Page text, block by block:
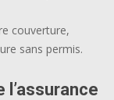
couverture,
sans permis.
l’assurance